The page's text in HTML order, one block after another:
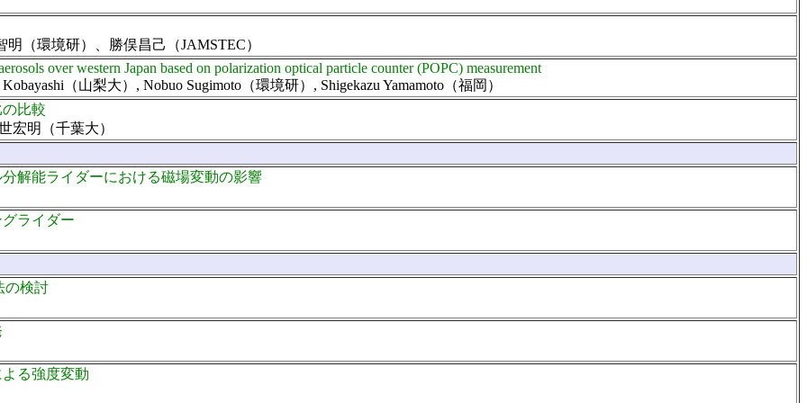
（環境研）、勝俣昌己（JAMSTEC）
over western Japan based on polarization optical particle counter (POPC) measurement
（山梨大）, Nobuo Sugimoto（環境研）, Shigekazu Yamamoto（福岡）
比較
宏明（千葉大）
解能ライダーにおける磁場変動の影響
ライダー
の検討
る強度変動